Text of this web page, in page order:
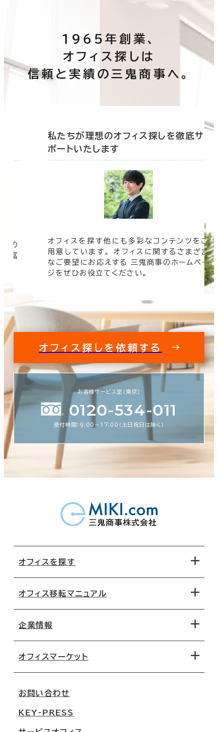
1965年創業、
オフィス探しは
信頼と実績の三鬼商事へ。
の
豊富
私たちが理想のオフィス探しを徹底サ
ポートいたします
オフィスを探す他にも多彩なコンテンツをご
用意しています。 オフィスに関するさまざま
なご要望にお応えする 三鬼商事のホームペー
ジをぜひお役立てください。
オフィス探しを依頼する
お客様サービス室（東京）
0120-534-011
受付時間：9:00〜17:00（土日祝日は除く）
オフィスを探す
地図から探す
路線・駅から探す
オフィス移転マニュアル
移転コストシミュレーション
移転スケジュール
オフィス移転Q&A
企業情報
オフィスマーケット
大阪
お問い合わせ
KEY-PRESS